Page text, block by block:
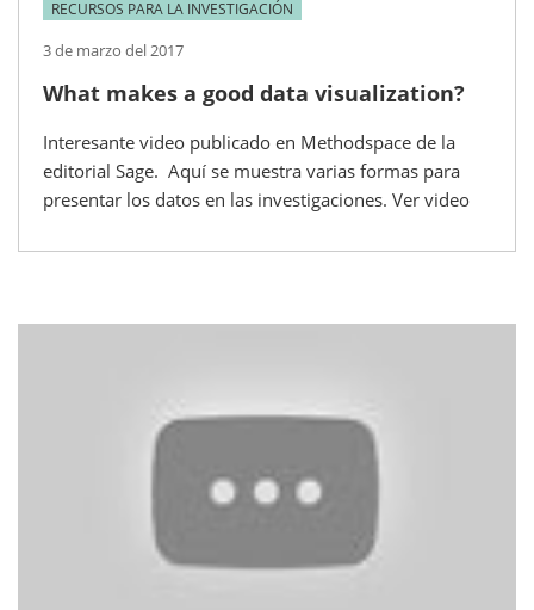
RECURSOS PARA LA INVESTIGACIÓN
3 de marzo del 2017
What makes a good data visualization?
Interesante video publicado en Methodspace de la
editorial Sage. Aquí se muestra varias formas para
presentar los datos en las investigaciones. Ver video